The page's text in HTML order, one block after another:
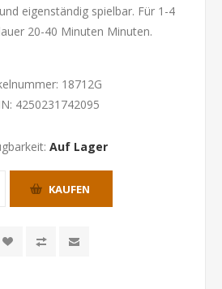
eigenständig spielbar. Für 1-4
20-40 Minuten Minuten.
18712G
4250231742095
Auf Lager
KAUFEN